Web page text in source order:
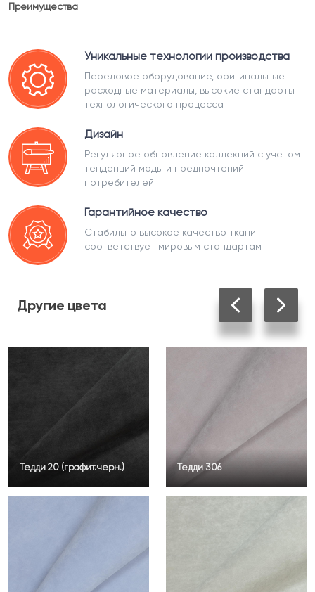
Преимущества
Уникальные технологии производства
Передовое оборудование, оригинальные
расходные материалы, высокие стандарты
технологического процесса
Дизайн
Регулярное обновление коллекций с учетом
тенденций моды и предпочтений
потребителей
Гарантийное качество
Стабильно высокое качество ткани
соответствует мировым стандартам
Другие цвета
Тедди 20 (графит.черн.) Тедди 306